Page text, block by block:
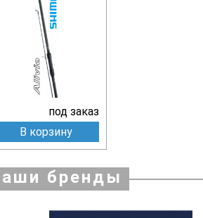
под заказ
В корзину
бренды